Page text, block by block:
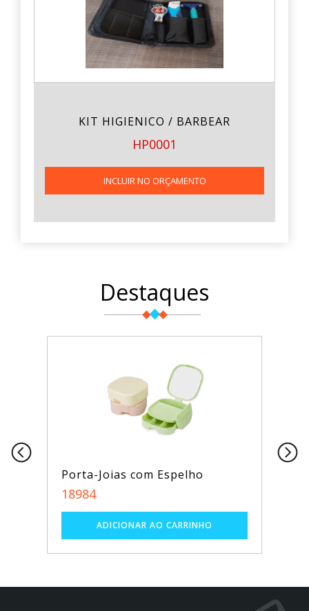
KIT HIGIENICO / BARBEAR
HP0001
INCLUIR NO ORÇAMENTO
Destaques
Porta-Joias com Espelho
18984